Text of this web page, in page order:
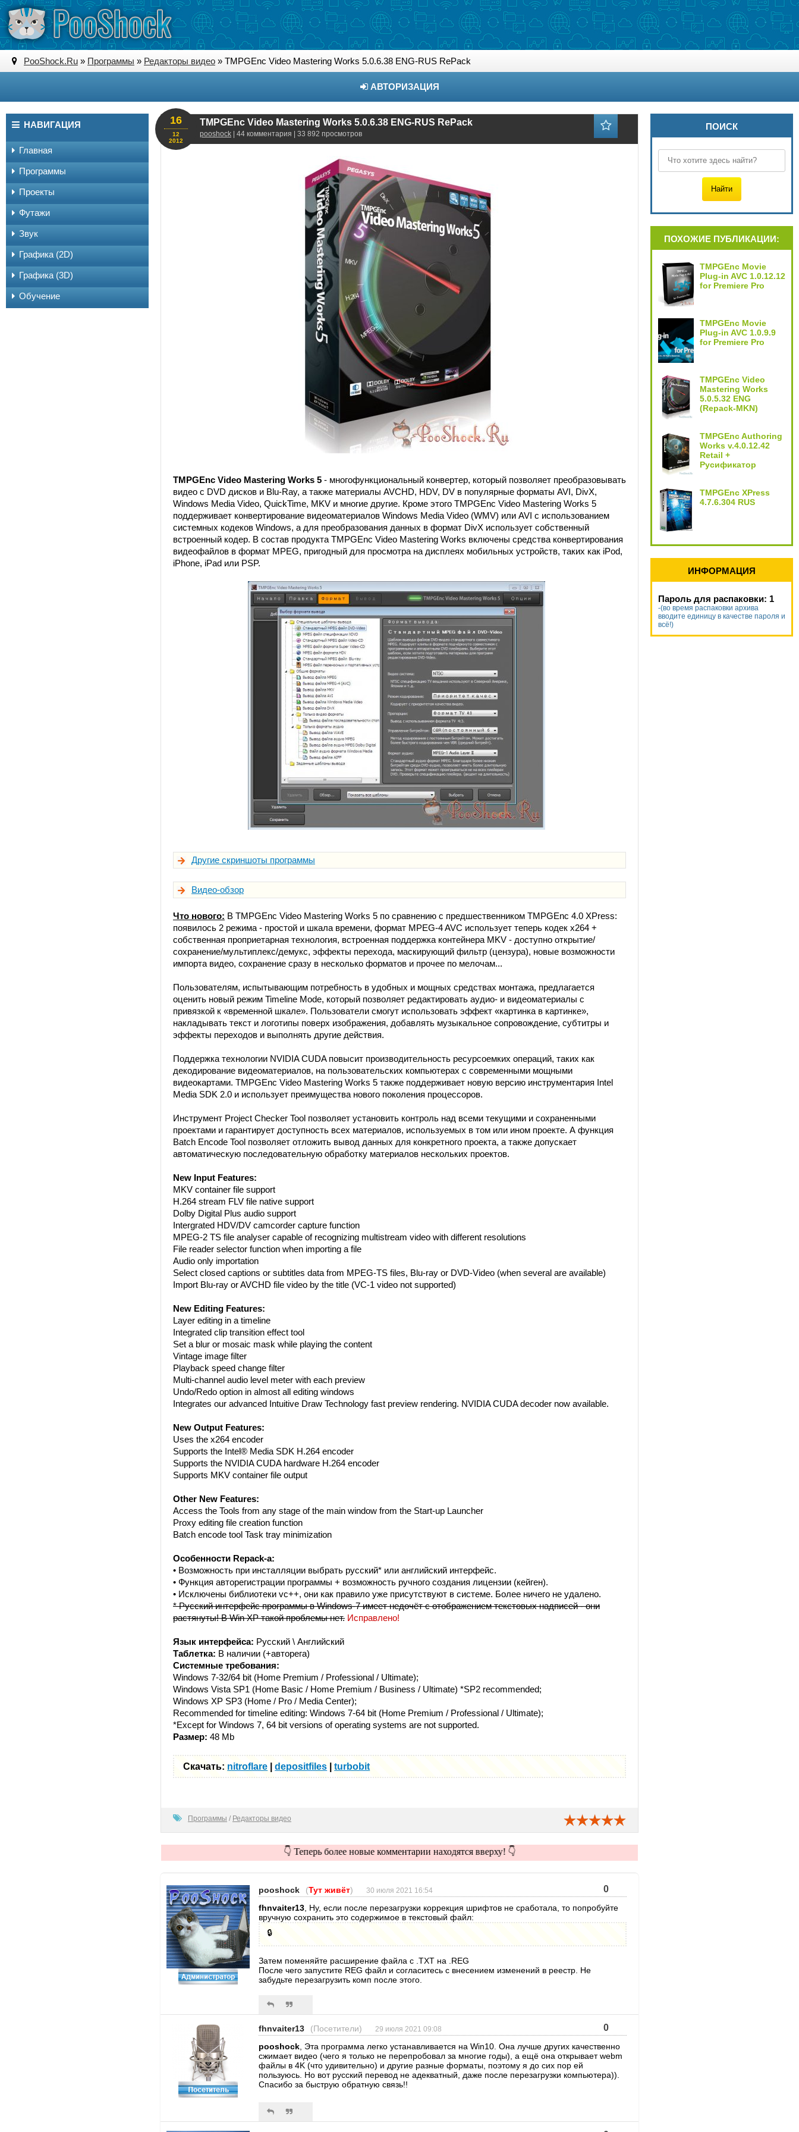
PooShock.Ru » Программы » Редакторы видео » TMPGEnc Video Mastering Works 5.0.6.38 ENG-RUS RePack
АВТОРИЗАЦИЯ
TMPGEnc Video Mastering Works 5.0.6.38 ENG-RUS RePack
pooshock | 44 комментария | 33 892 просмотров
16
12
2012
TMPGEnc Video Mastering Works 5 - многофункциональный конвертер, который позволяет преобразовывать
видео с DVD дисков и Blu-Ray, а также материалы AVCHD, HDV, DV в популярные форматы AVI, DivX,
Windows Media Video, QuickTime, MKV и многие другие. Кроме этого TMPGEnc Video Mastering Works 5
поддерживает конвертирование видеоматериалов Windows Media Video (WMV) или AVI с использованием
системных кодеков Windows, а для преобразования данных в формат DivX использует собственный
встроенный кодер. В состав продукта TMPGEnc Video Mastering Works включены средства конвертирования
видеофайлов в формат MPEG, пригодный для просмотра на дисплеях мобильных устройств, таких как iPod,
iPhone, iPad или PSP.
Другие скриншоты программы
Видео-обзор
Что нового: В TMPGEnc Video Mastering Works 5 по сравнению с предшественником TMPGEnc 4.0 XPress:
появилось 2 режима - простой и шкала времени, формат MPEG-4 AVC использует теперь кодек x264 +
собственная проприетарная технология, встроенная поддержка контейнера MKV - доступно открытие/
сохранение/мультиплекс/демукс, эффекты перехода, маскирующий фильтр (цензура), новые возможности
импорта видео, сохранение сразу в несколько форматов и прочее по мелочам...
Пользователям, испытывающим потребность в удобных и мощных средствах монтажа, предлагается
оценить новый режим Timeline Mode, который позволяет редактировать аудио- и видеоматериалы с
привязкой к «временной шкале». Пользователи смогут использовать эффект «картинка в картинке»,
накладывать текст и логотипы поверх изображения, добавлять музыкальное сопровождение, субтитры и
эффекты переходов и выполнять другие действия.
Поддержка технологии NVIDIA CUDA повысит производительность ресурсоемких операций, таких как
декодирование видеоматериалов, на пользовательских компьютерах с современными мощными
видеокартами. TMPGEnc Video Mastering Works 5 также поддерживает новую версию инструментария Intel
Media SDK 2.0 и использует преимущества нового поколения процессоров.
Инструмент Project Checker Tool позволяет установить контроль над всеми текущими и сохраненными
проектами и гарантирует доступность всех материалов, используемых в том или ином проекте. А функция
Batch Encode Tool позволяет отложить вывод данных для конкретного проекта, а также допускает
автоматическую последовательную обработку материалов нескольких проектов.
New Input Features:
MKV container file support
H.264 stream FLV file native support
Dolby Digital Plus audio support
Intergrated HDV/DV camcorder capture function
MPEG-2 TS file analyser capable of recognizing multistream video with different resolutions
File reader selector function when importing a file
Audio only importation
Select closed captions or subtitles data from MPEG-TS files, Blu-ray or DVD-Video (when several are available)
Import Blu-ray or AVCHD file video by the title (VC-1 video not supported)
New Editing Features:
Layer editing in a timeline
Integrated clip transition effect tool
Set a blur or mosaic mask while playing the content
Vintage image filter
Playback speed change filter
Multi-channel audio level meter with each preview
Undo/Redo option in almost all editing windows
Integrates our advanced Intuitive Draw Technology fast preview rendering. NVIDIA CUDA decoder now available.
New Output Features:
Uses the x264 encoder
Supports the Intel® Media SDK H.264 encoder
Supports the NVIDIA CUDA hardware H.264 encoder
Supports MKV container file output
Other New Features:
Access the Tools from any stage of the main window from the Start-up Launcher
Proxy editing file creation function
Batch encode tool Task tray minimization
Особенности Repack-а:
• Возможность при инсталляции выбрать русский* или английский интерфейс.
• Функция авторегистрации программы + возможность ручного создания лицензии (кейген).
• Исключены библиотеки vc++, они как правило уже присутствуют в системе. Более ничего не удалено.
* Русский интерфейс программы в Windows-7 имеет недочёт с отображением текстовых надписей - они
растянуты! В Win XP такой проблемы нет. Исправлено!
Язык интерфейса: Русский \ Английский
Таблетка: В наличии (+авторега)
Системные требования:
Windows 7-32/64 bit (Home Premium / Professional / Ultimate);
Windows Vista SP1 (Home Basic / Home Premium / Business / Ultimate) *SP2 recommended;
Windows XP SP3 (Home / Pro / Media Center);
Recommended for timeline editing: Windows 7-64 bit (Home Premium / Professional / Ultimate);
*Except for Windows 7, 64 bit versions of operating systems are not supported.
Размер: 48 Mb
Скачать: nitroflare |depositfiles |turbobit
Программы / Редакторы видео
👇 Теперь более новые комментарии находятся вверху! 👇
pooshock (Тут живёт) 30 июля 2021 16:54 0
fhnvaiter13, Ну, если после перезагрузки коррекция шрифтов не сработала, то попробуйте
вручную сохранить это содержимое в текстовый файл:
🔒
Затем поменяйте расширение файла с .TXT на .REG
После чего запустите REG файл и согласитесь с внесением изменений в реестр. Не
забудьте перезагрузить комп после этого.
fhnvaiter13 (Посетители) 29 июля 2021 09:08 0
pooshock , Эта программа легко устанавливается на Win10. Она лучше других качественно
сжимает видео (чего я только не перепробовал за многие годы), а ещё она открывает webm
файлы в 4K (что удивительно) и другие разные форматы, поэтому я до сих пор ей
пользуюсь. Но вот русский перевод не адекватный, даже после перезагрузки компьютера)).
Спасибо за быструю обратную связь!!
НАВИГАЦИЯ
Главная
Программы
Проекты
Футажи
Звук
Графика (2D)
Графика (3D)
Обучение
ПОИСК
ПОХОЖИЕ ПУБЛИКАЦИИ:
TMPGEnc Movie
Plug-in AVC 1.0.12.12
for Premiere Pro
TMPGEnc Movie
Plug-in AVC 1.0.9.9
for Premiere Pro
TMPGEnc Video
Mastering Works
5.0.5.32 ENG
(Repack-MKN)
TMPGEnc Authoring
Works v.4.0.12.42
Retail +
Русификатор
TMPGEnc XPress
4.7.6.304 RUS
ИНФОРМАЦИЯ
Пароль для распаковки: 1
-(во время распаковки архива
вводите единицу в качестве пароля и
всё!)